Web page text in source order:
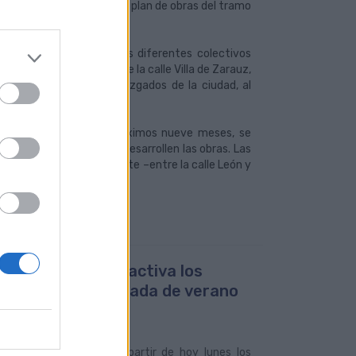
vecinos del Cono Sur el plan de obras del tramo
de Santo Domingo, los diferentes colectivos
a realizar entre la calle Villa de Zarauz,
de los nuevos juzgados de la ciudad, al
movilidad en la zona.
durante los próximos nueve meses, se
mientras se desarrollen las obras. Las
en la calle Alicante –entre la calle León y
Municipales activa los
de la temporada de verano
líneas
Municipales activa a partir de hoy lunes los